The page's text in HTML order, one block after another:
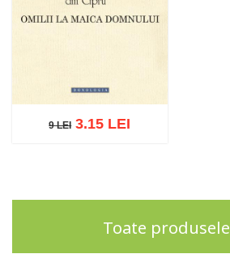
9 LEI
9 LEI3.15 LEI
Toate produsele